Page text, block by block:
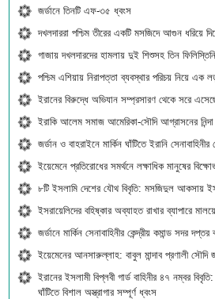
জর্ডানে তিনটি এফ-৩৫ ধ্বংস
দখলদাররা পশ্চিম তীরের একটি মসজিদে আগুন ধরিয়ে
গাজায় দখলদারদের হামলায় দুই শিশুসহ তিন
পশ্চিম এশিয়ায় নিরাপত্তা ব্যবস্থার পরিচয় নিয়ে এক
ইরানের বিরুদ্ধে অভিযান সম্প্রসারণ থেকে সরে
ইরাকি আলেম সমাজ আমেরিকা-সৌদি আগ্রাসনের নিন্দা
জর্ডান ও বাহরাইনে মার্কিন ঘাঁটিতে ইরানি
ইয়েমেনে প্রতিরোধের সমর্থনে লক্ষাধিক মানুষের
৮টি ইসলামি দেশের যৌথ বিবৃতি: মসজিদুল আকসায়
ইসরায়েলিদের বহিষ্কার অব্যাহত রাখার ব্যাপারে
জর্ডানে মার্কিন সেনাবাহিনীর কেন্দ্রীয় কমান্ড সদর
ইয়েমেনের আনসারুল্লাহ: বাবুল মান্দাব প্রণালী
ইরানের ইসলামী বিপ্লবী গার্ড বাহিনীর ৪৭ নম্বর
ঘাঁটিতে বিশাল অস্ত্রাগার সম্পূর্ণ ধ্বংস